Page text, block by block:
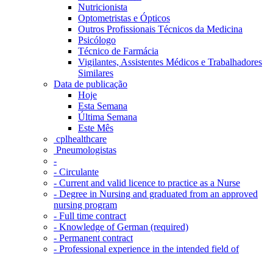
Nutricionista
Optometristas e Ópticos
Outros Profissionais Técnicos da Medicina
Psicólogo
Técnico de Farmácia
Vigilantes, Assistentes Médicos e Trabalhadores
Similares
Data de publicação
Hoje
Esta Semana
Última Semana
Este Mês
‎ cplhealthcare‬
Pneumologistas
-
- Circulante
- Current and valid licence to practice as a Nurse
- Degree in Nursing and graduated from an approved
nursing program
- Full time contract
- Knowledge of German (required)
- Permanent contract
- Professional experience in the intended field of